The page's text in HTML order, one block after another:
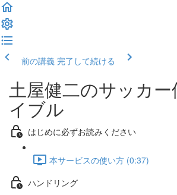
前の講義 完了して続ける
土屋健二のサッカ
イブル
はじめに必ずお読みください
本サービスの使い方 (0:37)
ハンドリング